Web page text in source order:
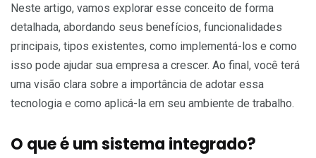
Neste artigo, vamos explorar esse conceito de forma
detalhada, abordando seus benefícios, funcionalidades
principais, tipos existentes, como implementá-los e como
isso pode ajudar sua empresa a crescer. Ao final, você terá
uma visão clara sobre a importância de adotar essa
tecnologia e como aplicá-la em seu ambiente de trabalho.
O que é um sistema integrado?